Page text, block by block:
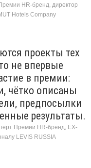
HR-бренд, директор
Hotels Company
проекты тех
не впервые
в премии:
чётко описаны
предпосылки
результаты.
Премии HR-бренд, EX-
LEVIS RUSSIA